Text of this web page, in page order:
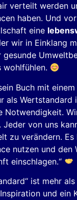
verteilt werden
haben. Und
eine
wir in Einklang
gesunde
wohlfühlen.
Buch mit einem
als Wertstandard
Notwendigkeit.
Jeder von uns
zu verändern.
nutzen und den
einschlagen.“
ist mehr
und ein